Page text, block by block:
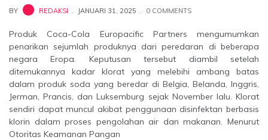
BY REDAKSI JANUARI 31, 2025 0 COMMENTS
Produk Coca-Cola Europacific Partners mengumumkan
penarikan sejumlah produknya dari peredaran di beberapa
negara Eropa. Keputusan tersebut diambil setelah
ditemukannya kadar klorat yang melebihi ambang batas
dalam produk soda yang beredar di Belgia, Belanda, Inggris,
Jerman, Prancis, dan Luksemburg sejak November lalu. Klorat
sendiri dapat muncul akibat penggunaan disinfektan berbasis
klorin dalam proses pengolahan air dan makanan. Menurut
Otoritas Keamanan Pangan